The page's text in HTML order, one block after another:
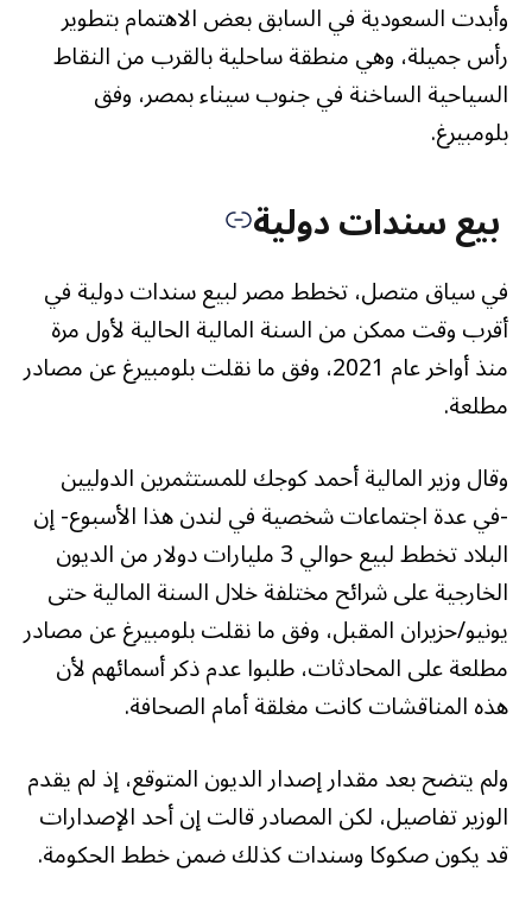
وأبدت السعودية في السابق بعض الاهتمام بتطوير
رأس جميلة، وهي منطقة ساحلية بالقرب من النقاط
السياحية الساخنة في جنوب سيناء بمصر، وفق
بلومبيرغ.
بيع سندات دولية
في سياق متصل، تخطط مصر لبيع سندات دولية في
أقرب وقت ممكن من السنة المالية الحالية لأول مرة
منذ أواخر عام 2021، وفق ما نقلت بلومبيرغ عن مصادر
مطلعة.
وقال وزير المالية أحمد كوجك للمستثمرين الدوليين
-في عدة اجتماعات شخصية في لندن هذا الأسبوع- إن
البلاد تخطط لبيع حوالي 3 مليارات دولار من الديون
الخارجية على شرائح مختلفة خلال السنة المالية حتى
يونيو/حزيران المقبل، وفق ما نقلت بلومبيرغ عن مصادر
مطلعة على المحادثات، طلبوا عدم ذكر أسمائهم لأن
هذه المناقشات كانت مغلقة أمام الصحافة.
ولم يتضح بعد مقدار إصدار الديون المتوقع، إذ لم يقدم
الوزير تفاصيل، لكن المصادر قالت إن أحد الإصدارات
قد يكون صكوكا وسندات كذلك ضمن خطط الحكومة.